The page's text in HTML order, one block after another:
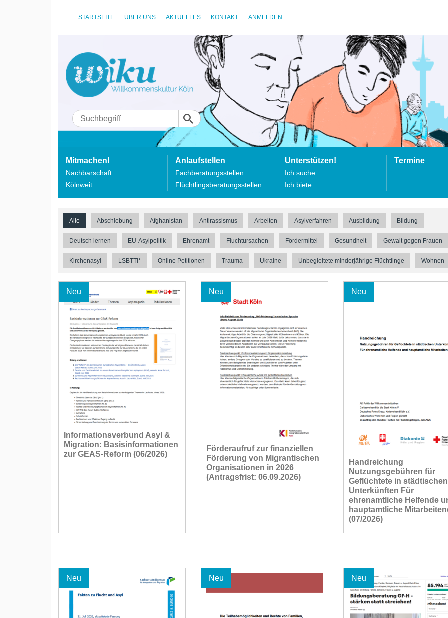
STARTSEITE ÜBER UNS AKTUELLES KONTAKT ANMELDEN
Mitmachen!
Nachbarschaft
Kölnweit
Anlaufstellen
Fachberatungsstellen
Flüchtlingsberatungsstellen
Unterstützen!
Ich suche …
Ich biete …
Termine
Alle Abschiebung Afghanistan Antirassismus Arbeiten Asylverfahren Ausbildung Bildung
Deutsch lernen EU-Asylpolitik Ehrenamt Fluchtursachen Fördermittel Gesundheit Gewalt gegen Frauen
Kirchenasyl LSBTTI* Online Petitionen Trauma Ukraine Unbegleitete minderjährige Flüchtlinge Wohnen
Neu
Informationsverbund Asyl &
Migration: Basisinformationen
zur GEAS-Reform (06/2026)
Neu
Förderaufruf zur finanziellen
Förderung von Migrantischen
Organisationen in 2026
(Antragsfrist: 06.09.2026)
Neu
Handreichung
Nutzungsgebühren für
Geflüchtete in städtischen
Unterkünften Für
ehrenamtliche Helfende
hauptamtliche
(07/2026)
Neu Neu Neu